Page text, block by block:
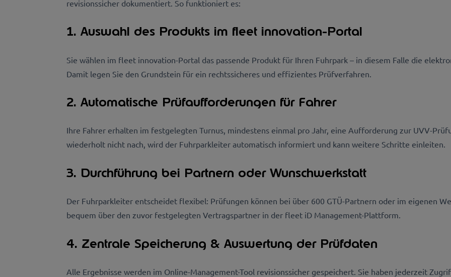
revisionssicher dokumentiert. So funktioniert es:
1. Auswahl des Produkts im fleet innovation-Portal
Sie wählen im fleet innovation-Portal das passende Produkt für Ihren Fuhrpark – in diesem Falle die
Damit legen Sie den Grundstein für ein rechtssicheres und effizientes Prüfverfahren.
2. Automatische Prüfaufforderungen für Fahrer
Ihre Fahrer erhalten im festgelegten Turnus, mindestens einmal pro Jahr, eine Aufforderung zur UVV-
wiederholt nicht nach, wird der Fuhrparkleiter automatisch informiert und kann weitere Schritte einleiten.
3. Durchführung bei Partnern oder Wunschwerkstatt
Der Fuhrparkleiter entscheidet flexibel: Prüfungen können bei über 600 GTÜ-Partnern oder im eigenen
bequem über den zuvor festgelegten Vertragspartner in der fleet iD Management-Plattform.
4. Zentrale Speicherung & Auswertung der Prüfdaten
Alle Ergebnisse werden im Online-Management-Tool revisionssicher gespeichert. Sie haben jederzeit